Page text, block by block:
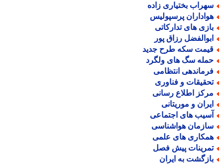
بختیاری زاده
پرسپولیس
های تدارکاتی
رزاق پور
سکه طرح جدید
سگ های ولگرد
انتظامی
و فناوری
اطلاع رسانی
و موریتانی
های اجتماعی
هواشناسی
های علمی
پیش فصل
به ایران